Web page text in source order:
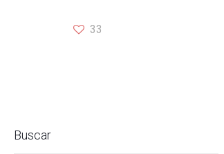
33
Buscar